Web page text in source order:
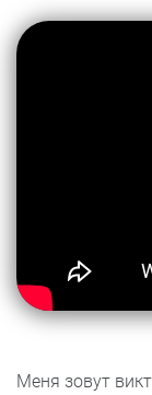
Меня зовут